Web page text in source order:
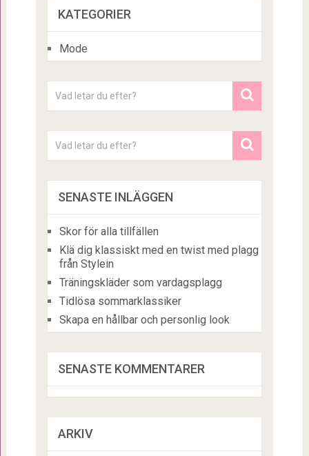
KATEGORIER
Mode
SENASTE INLÄGGEN
Skor för alla tillfällen
Klä dig klassiskt med en twist med plagg
från Stylein
Träningskläder som vardagsplagg
Tidlösa sommarklassiker
Skapa en hållbar och personlig look
SENASTE KOMMENTARER
ARKIV